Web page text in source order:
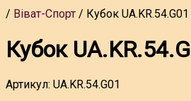
Віват-Спорт Кубок UA.KR.54.G01
Кубок
Артикул: UA.KR.54.G01